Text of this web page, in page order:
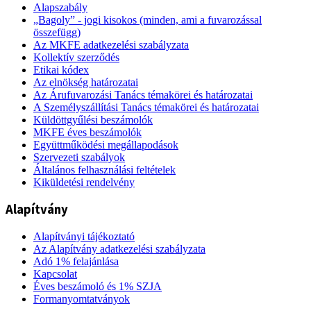
Alapszabály
„Bagoly” - jogi kisokos (minden, ami a fuvarozással
összefügg)
Az MKFE adatkezelési szabályzata
Kollektív szerződés
Etikai kódex
Az elnökség határozatai
Az Árufuvarozási Tanács témakörei és határozatai
A Személyszállítási Tanács témakörei és határozatai
Küldöttgyűlési beszámolók
MKFE éves beszámolók
Együttműködési megállapodások
Szervezeti szabályok
Általános felhasználási feltételek
Kiküldetési rendelvény
Alapítvány
Alapítványi tájékoztató
Az Alapítvány adatkezelési szabályzata
Adó 1% felajánlása
Kapcsolat
Éves beszámoló és 1% SZJA
Formanyomtatványok